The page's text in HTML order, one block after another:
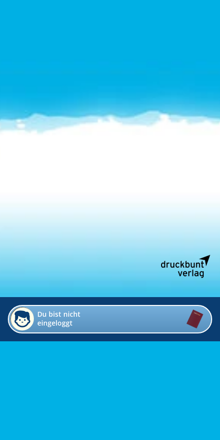
Du bist nicht
eingeloggt